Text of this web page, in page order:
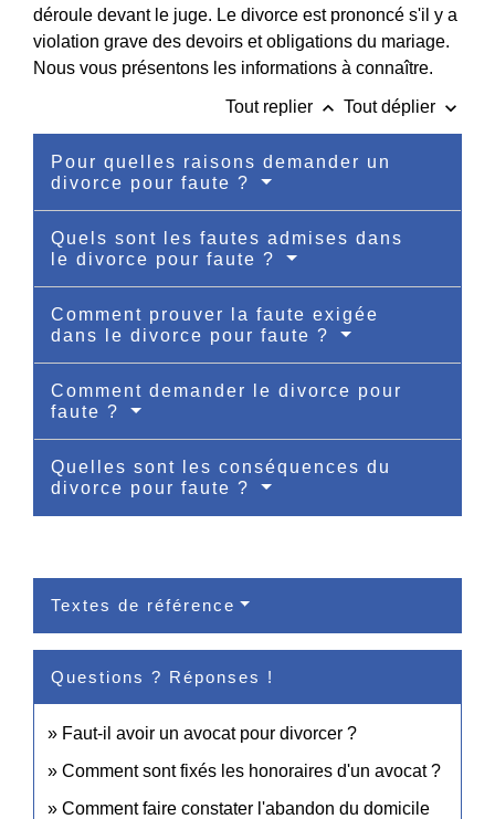
déroule devant le juge. Le divorce est prononcé s'il y a
violation grave des devoirs et obligations du mariage.
Nous vous présentons les informations à connaître.
Tout replier keyboard_arrow_up Tout déplier keyboard_arrow_down
Pour quelles raisons demander un
divorce pour faute ?
Quels sont les fautes admises dans
le divorce pour faute ?
Comment prouver la faute exigée
dans le divorce pour faute ?
Comment demander le divorce pour
faute ?
Quelles sont les conséquences du
divorce pour faute ?
Textes de référence
Questions ? Réponses !
Faut-il avoir un avocat pour divorcer ?
Comment sont fixés les honoraires d'un avocat ?
Comment faire constater l'abandon du domicile